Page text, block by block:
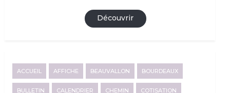
Découvrir
ACCUEIL AFFICHE BEAUVALLON BOURDEAUX
BULLETIN CALENDRIER CHEMIN COTISATION